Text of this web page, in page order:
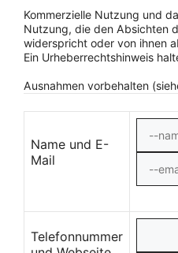
Kommerzielle Nutzung und
Nutzung, die den Absichten
widerspricht oder von ihnen
Ein Urheberrechtshinweis
Ausnahmen vorbehalten
Name und E-
Mail
Telefonnummer